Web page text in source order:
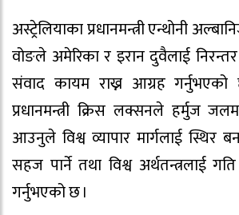
अस्ट्रेलियाका प्रधानमन्त्री एन्थोनी
वोङले अमेरिका र इरान दुवैलाई
संवाद कायम राख्न आग्रह गर्नुभएको
प्रधानमन्त्री क्रिस लक्सनले हर्मुज
आउनुले विश्व व्यापार मार्गलाई स्थिर
सहज पार्ने तथा विश्व अर्थतन्त्रलाई
गर्नुभएको छ ।